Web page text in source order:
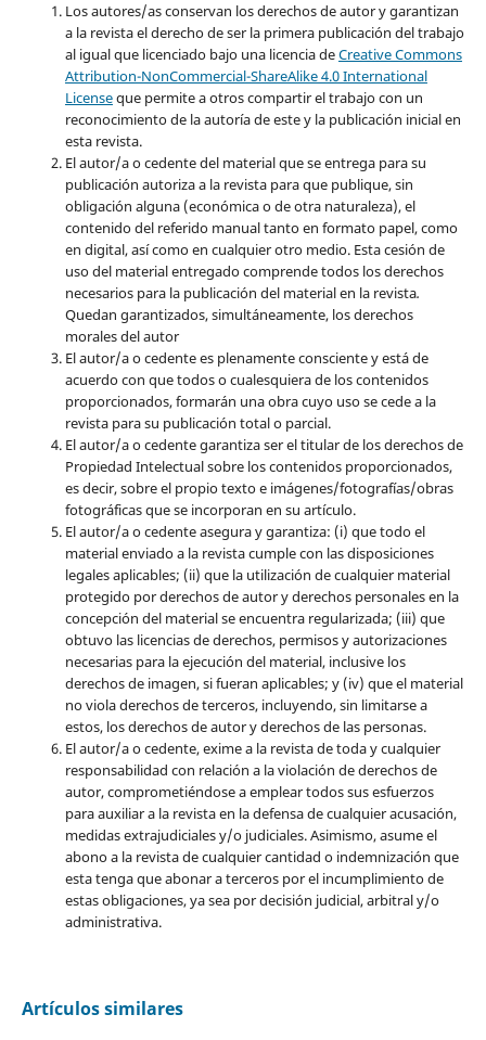
Los autores/as conservan los derechos de autor y garantizan
a la revista el derecho de ser la primera publicación del trabajo
al igual que licenciado bajo una licencia deCreative Commons
Attribution-NonCommercial-ShareAlike 4.0 International
Licenseque permite a otros compartir el trabajo con un
reconocimiento de la autoría de este y la publicación inicial en
esta revista.
El autor/a o cedente del material que se entrega para su
publicación autoriza a la revista para que publique, sin
obligación alguna (económica o de otra naturaleza), el
contenido del referido manual tanto en formato papel, como
en digital, así como en cualquier otro medio. Esta cesión de
uso del material entregado comprende todos los derechos
necesarios para la publicación del material en la revista.
Quedan garantizados, simultáneamente, los derechos
morales del autor
El autor/a o cedente es plenamente consciente y está de
acuerdo con que todos o cualesquiera de los contenidos
proporcionados, formarán una obra cuyo uso se cede a la
revista para su publicación total o parcial.
El autor/a o cedente garantiza ser el titular de los derechos de
Propiedad Intelectual sobre los contenidos proporcionados,
es decir, sobre el propio texto e imágenes/fotografías/obras
fotográficas que se incorporan en su artículo.
El autor/a o cedente asegura y garantiza: (i) que todo el
material enviado a la revista cumple con las disposiciones
legales aplicables; (ii) que la utilización de cualquier material
protegido por derechos de autor y derechos personales en la
concepción del material se encuentra regularizada; (iii) que
obtuvo las licencias de derechos, permisos y autorizaciones
necesarias para la ejecución del material, inclusive los
derechos de imagen, si fueran aplicables; y (iv) que el material
no viola derechos de terceros, incluyendo, sin limitarse a
estos, los derechos de autor y derechos de las personas.
El autor/a o cedente, exime a la revista de toda y cualquier
responsabilidad con relación a la violación de derechos de
autor, comprometiéndose a emplear todos sus esfuerzos
para auxiliar a la revista en la defensa de cualquier acusación,
medidas extrajudiciales y/o judiciales. Asimismo, asume el
abono a la revista de cualquier cantidad o indemnización que
esta tenga que abonar a terceros por el incumplimiento de
estas obligaciones, ya sea por decisión judicial, arbitral y/o
administrativa.
Artículos similares